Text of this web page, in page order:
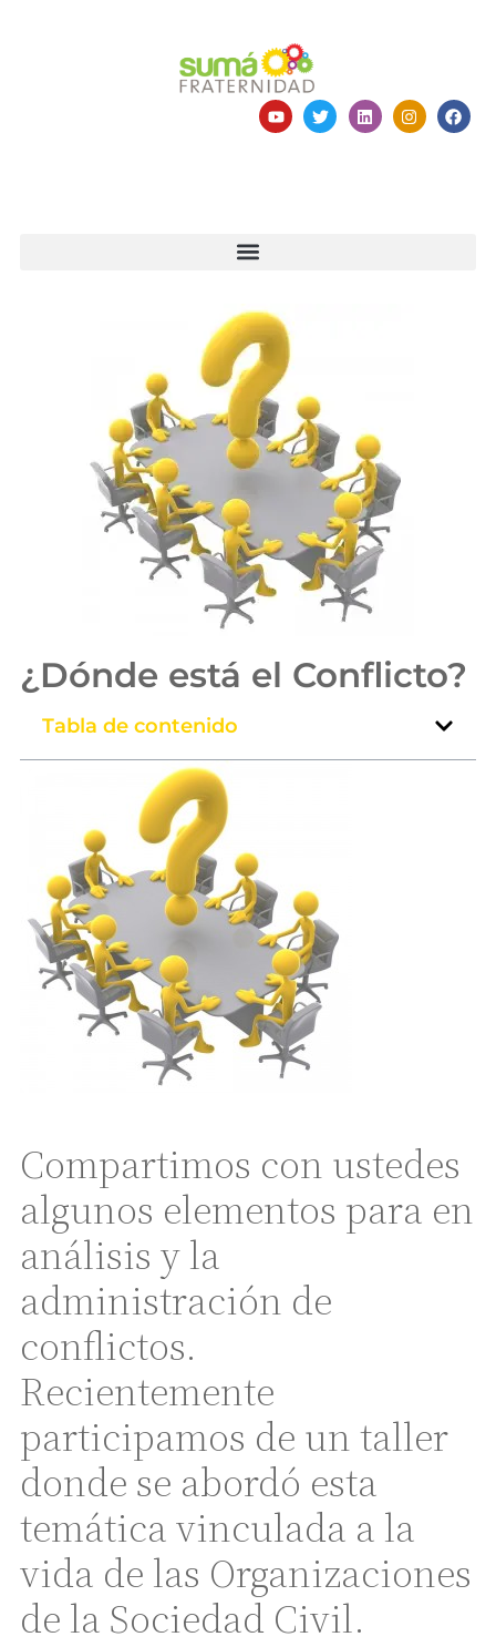
¿Dónde está el Conflicto?
Tabla de contenido
Compartimos con ustedes
algunos elementos para en
análisis y la
administración de
conflictos.
Recientemente
participamos de un taller
donde se abordó esta
temática vinculada a la
vida de las Organizaciones
de la Sociedad Civil.